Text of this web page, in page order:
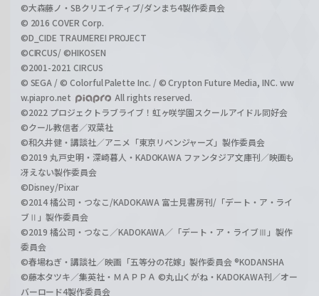
©大森藤ノ・SBクリエイティブ/ダンまち4製作委員会
© 2016 COVER Corp.
©D_CIDE TRAUMEREI PROJECT
©CIRCUS/ ©HIKOSEN
©2001-2021 CIRCUS
© SEGA / © Colorful Palette Inc. / © Crypton Future Media, INC. ww
w.piapro.net
All rights reserved.
©2022 プロジェクトラブライブ！虹ヶ咲学園スクールアイドル同好会
©クール教信者／双葉社
©和久井健・講談社／アニメ「東京リベンジャーズ」製作委員会
©2019 丸戸史明・深崎暮人・KADOKAWA ファンタジア文庫刊／映画も
冴えない製作委員会
©Disney/Pixar
©2014 橘公司・つなこ/KADOKAWA 富士見書房刊/「デート・ア・ライ
ブⅡ」製作委員会
©2019 橘公司・つなこ／KADOKAWA／「デート・ア・ライブⅢ」製作
委員会
©春場ねぎ・講談社／映画「五等分の花嫁」製作委員会 ®KODANSHA
©藤本タツキ／集英社・ＭＡＰＰＡ ©丸山くがね・KADOKAWA刊／オー
バーロード4製作委員会